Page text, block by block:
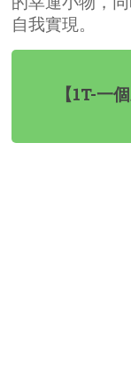
自我實現。
【1T-一